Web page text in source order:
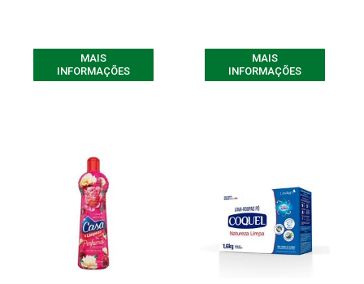
MAIS
INFORMAÇÕES
MAIS
INFORMAÇÕES